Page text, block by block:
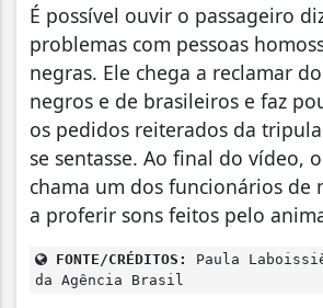
É possível ouvir o passageiro
problemas com pessoas
negras. Ele chega a reclamar do
negros e de brasileiros e faz
os pedidos reiterados da
se sentasse. Ao final do vídeo,
chama um dos funcionários de
a proferir sons feitos pelo
FONTE/CRÉDITOS:
Paula
da Agência Brasil